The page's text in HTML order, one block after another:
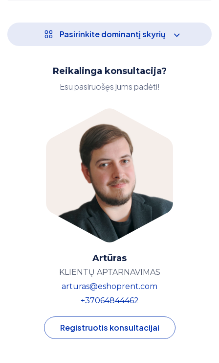
Pasirinkite dominantį skyrių
Reikalinga konsultacija?
Esu pasiruošęs jums padėti!
Artūras
KLIENTŲ APTARNAVIMAS
arturas@eshoprent.com
+37064844462
Registruotis konsultacijai